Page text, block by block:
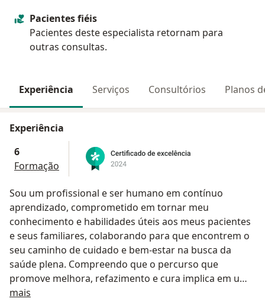
Pacientes fiéis
Pacientes deste especialista retornam para
outras consultas.
Experiência Serviços Consultórios Planos
Experiência
6
Formação
Sou um profissional e ser humano em contínuo
aprendizado, comprometido em tornar meu
conhecimento e habilidades úteis aos meus pacientes
e seus familiares, colaborando para que encontrem o
seu caminho de cuidado e bem-estar na busca da
saúde plena. Compreendo que o percurso que
promove melhora, refazimento e cura implica em uma
jornada de autoconhecimento e crescimento pessoal
mais